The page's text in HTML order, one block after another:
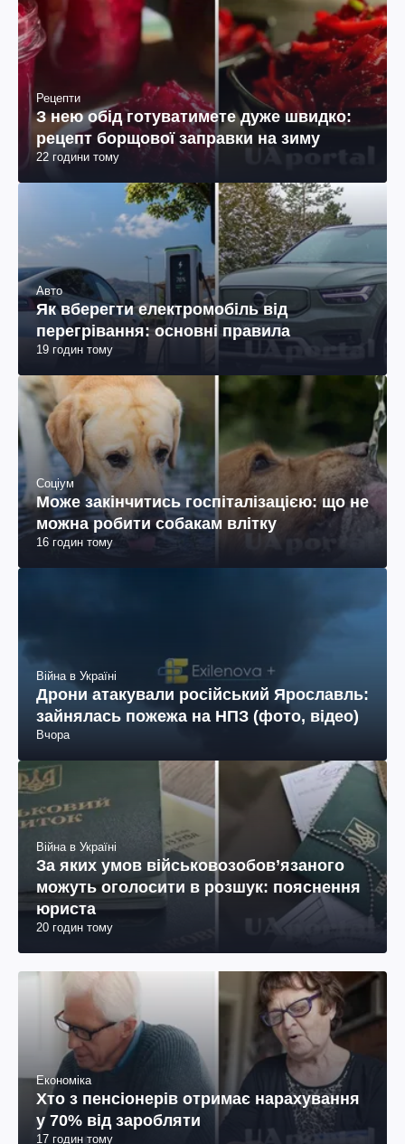
Рецепти
З нею обід готуватимете дуже швидко:
рецепт борщової заправки на зиму
22 години тому
Авто
Як вберегти електромобіль від
перегрівання: основні правила
19 годин тому
Соціум
Може закінчитись госпіталізацією: що не
можна робити собакам влітку
16 годин тому
Війна в Україні
Дрони атакували російський Ярославль:
зайнялась пожежа на НПЗ (фото, відео)
Вчора
Війна в Україні
За яких умов військовозобов’язаного
можуть оголосити в розшук: пояснення
юриста
20 годин тому
Економіка
Хто з пенсіонерів отримає нарахування
у 70% від заробляти
17 годин тому